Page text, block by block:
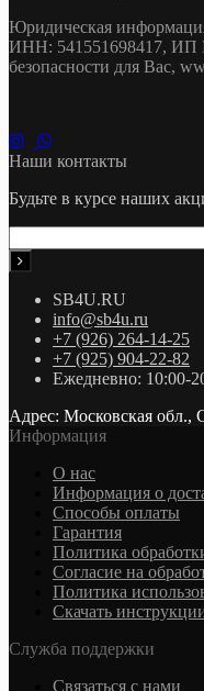
Юридическая
ИНН: 541551698417,
безопасности для Вас,
Наши контакты
Будьте в курсе наших
SB4U.RU
info@sb4u.ru
+7 (926) 264-14-25
+7 (925) 904-22-82
Ежедневно: 10:00-
Адрес: Московская обл.,
Информация
О нас
Информация о
Cпособы оплаты
Гарантия
Политика
Согласие на
Политика
Скачать
Служба поддержки
Связаться с нами